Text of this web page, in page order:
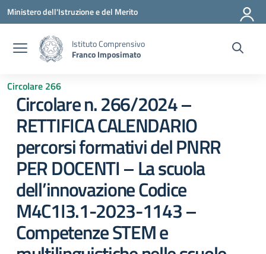
Vai ai contenuti
Vai al menu di navigazione
Vai al footer
Ministero dell'Istruzione e del Merito
Istituto Comprensivo
Franco Imposimato
Circolare 266
Circolare n. 266/2024 –
RETTIFICA CALENDARIO
percorsi formativi del PNRR
PER DOCENTI – La scuola
dell’innovazione Codice
M4C1I3.1-2023-1143 –
Competenze STEM e